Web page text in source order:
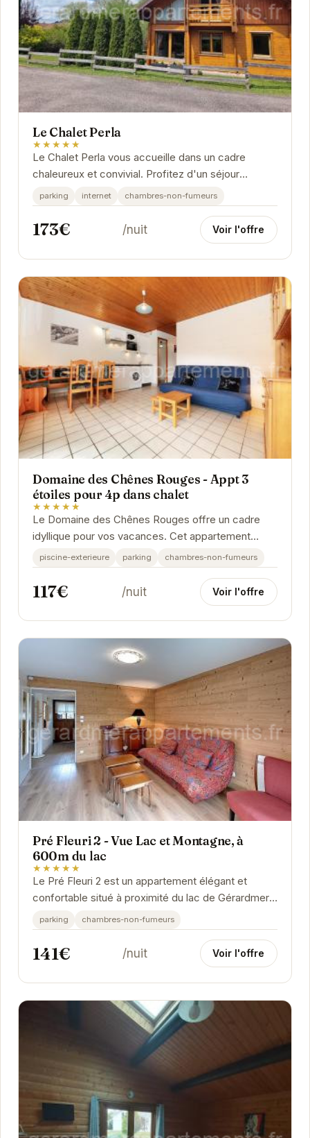
Le Chalet Perla
★★★★★
Le Chalet Perla vous accueille dans un cadre
chaleureux et convivial. Profitez d'un séjour
relaxant au cœur de la nature, avec un accès facile
aux...
parking internet chambres-non-fumeurs
173€ /nuit Voir l'offre
Domaine des Chênes Rouges - Appt 3
étoiles pour 4p dans chalet
★★★★★
Le Domaine des Chênes Rouges offre un cadre
idyllique pour vos vacances. Cet appartement
spacieux et confortable est équipé pour accueillir...
piscine-exterieure parking chambres-non-fumeurs
117€ /nuit Voir l'offre
Pré Fleuri 2 - Vue Lac et Montagne, à
600m du lac
★★★★★
Le Pré Fleuri 2 est un appartement élégant et
confortable situé à proximité du lac de Gérardmer.
Offrant une vue imprenable sur le lac et les...
parking chambres-non-fumeurs
141€ /nuit Voir l'offre